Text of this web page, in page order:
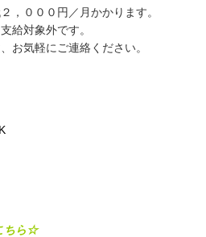
０００円／月かかります。
給対象外です。
お気軽にご連絡ください。
ちら☆